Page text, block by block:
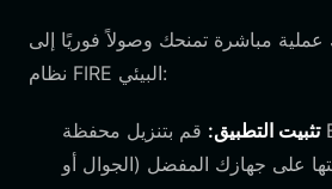
مباشرة تمنحك وصولاً فوريًا إلى
نظام FIRE البيئي:
تثبيت التطبيق: قم بتنزيل محفظة Bitget من الموقع
على جهازك المفضل (الجوال أو